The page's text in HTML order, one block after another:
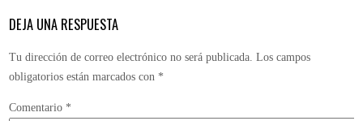
DEJA UNA RESPUESTA
Tu dirección de correo electrónico no será publicada. Los campos
obligatorios están marcados con *
Comentario *